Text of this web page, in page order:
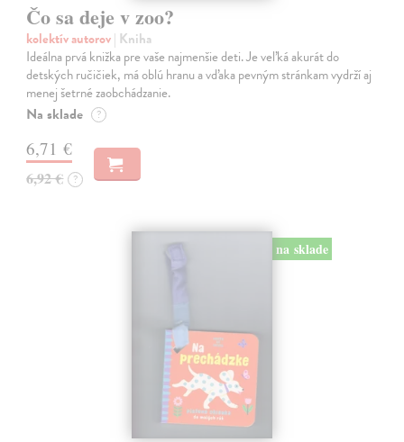
Čo sa deje v zoo?
kolektív autorov| Kniha
Ideálna prvá knižka pre vaše najmenšie deti. Je veľká akurát do
detských ručičiek, má oblú hranu a vďaka pevným stránkam vydrží aj
menej šetrné zaobchádzanie.
Na sklade ?
6,71 €
6,92 € ?
na sklade